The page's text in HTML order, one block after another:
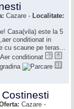
Cazare - Localitate:
Casa(vila) este la 5
conditionat in
cu scaune pe teras...
Cazare -